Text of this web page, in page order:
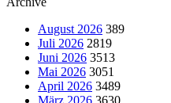
August 2026 389
Juli 2026 2819
Juni 2026 3513
Mai 2026 3051
April 2026 3489
März 2026 3630